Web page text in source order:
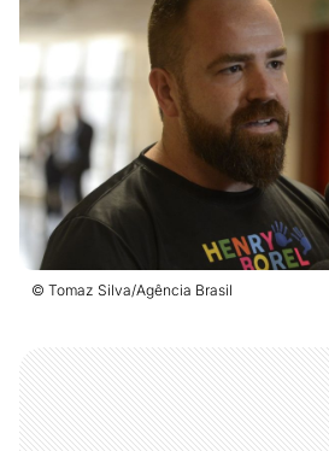
© Tomaz Silva/Agência Brasil